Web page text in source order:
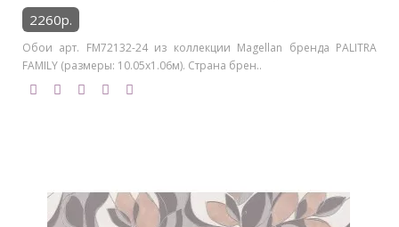
2260р.
Обои арт. FM72132-24 из коллекции Magellan бренда PALITRA
FAMILY (размеры: 10.05х1.06м). Страна брен..